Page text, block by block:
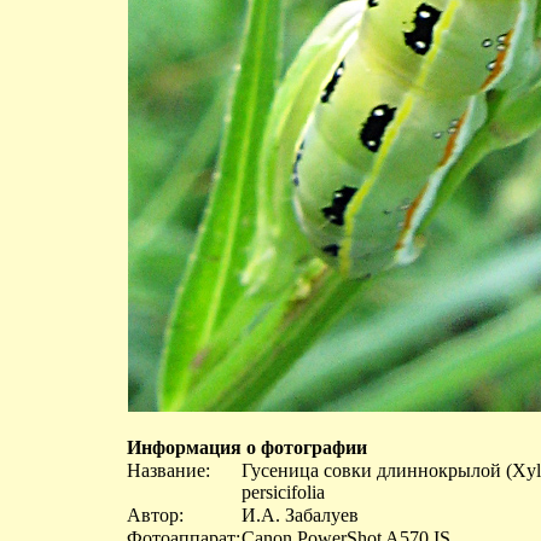
Информация о фотографии
Название:
Гусеница совки длиннокрылой
persicifolia
Автор:
И.А. Забалуев